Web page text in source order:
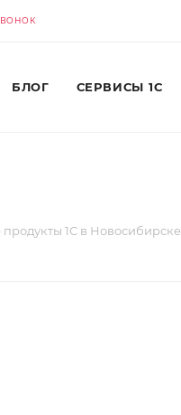
БЛОГ СЕРВИСЫ 1С
1С в Новосибирске